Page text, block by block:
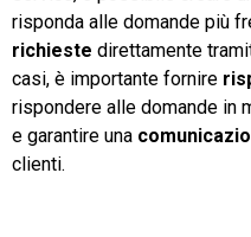
risponda alle domande più
richieste direttamente
casi, è importante fornire
rispondere alle domande in
e garantire una
clienti.